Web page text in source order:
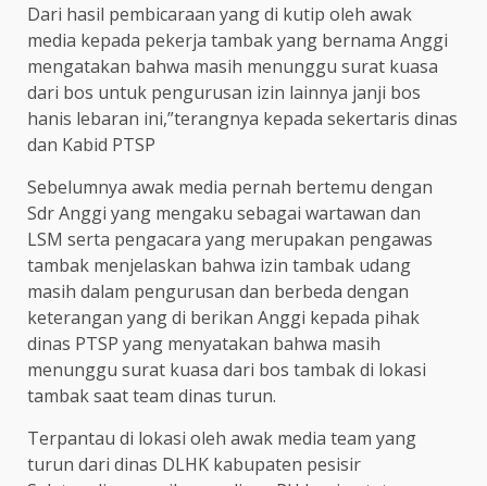
Dari hasil pembicaraan yang di kutip oleh awak
media kepada pekerja tambak yang bernama Anggi
mengatakan bahwa masih menunggu surat kuasa
dari bos untuk pengurusan izin lainnya janji bos
hanis lebaran ini,”terangnya kepada sekertaris dinas
dan Kabid PTSP
Sebelumnya awak media pernah bertemu dengan
Sdr Anggi yang mengaku sebagai wartawan dan
LSM serta pengacara yang merupakan pengawas
tambak menjelaskan bahwa izin tambak udang
masih dalam pengurusan dan berbeda dengan
keterangan yang di berikan Anggi kepada pihak
dinas PTSP yang menyatakan bahwa masih
menunggu surat kuasa dari bos tambak di lokasi
tambak saat team dinas turun.
Terpantau di lokasi oleh awak media team yang
turun dari dinas DLHK kabupaten pesisir